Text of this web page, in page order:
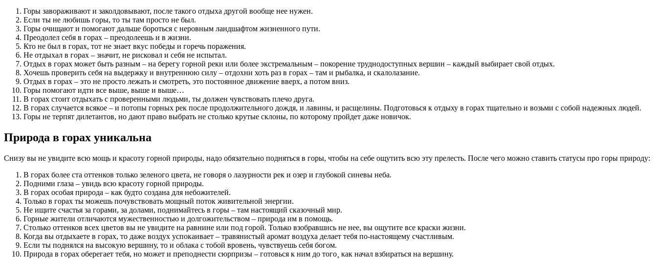
Горы завораживают и заколдовывают, после такого отдыха другой вообще нее нужен.
Если ты не любишь горы, то ты там просто не был.
Горы очищают и помогают дальше бороться с неровным ландшафтом жизненного пути.
Преодолел себя в горах – преодолеешь и в жизни.
Кто не был в горах, тот не знает вкус победы и горечь поражения.
Не отдыхал в горах – значит, не рисковал и себя не испытал.
Отдых в горах может быть разным – на берегу горной реки или более экстремальным – покорение труднодоступных вершин – каждый выбирает свой отдых.
Хочешь проверить себя на выдержку и внутреннюю силу – отдохни хоть раз в горах – там и рыбалка, и скалолазание.
Отдых в горах – это не просто лежать и смотреть, это постоянное движение вверх, а потом вниз.
Горы помогают идти все выше, выше и выше…
В горах стоит отдыхать с проверенными людьми, ты должен чувствовать плечо друга.
В горах случается всякое – и потопы горных рек после продолжительного дождя, и лавины, и расщелины. Подготовься к отдыху в горах тщательно и возьми с собой надежных людей.
Горы не терпят дилетантов, но дают право выбрать не столько крутые склоны, по которому пройдет даже новичок.
Природа в горах уникальна
Снизу вы не увидите всю мощь и красоту горной природы, надо обязательно подняться в горы, чтобы на себе ощутить всю эту прелесть. После чего можно ставить статусы про горы природу:
В горах более ста оттенков только зеленого цвета, не говоря о лазурности рек и озер и глубокой синевы неба.
Подними глаза – увидь всю красоту горной природы.
В горах особая природа – как будто создана для небожителей.
Только в горах ты можешь почувствовать мощный поток живительной энергии.
Не ищите счастья за горами, за долами, поднимайтесь в горы – там настоящий сказочный мир.
Горные жители отличаются мужественностью и долгожительством – природа им в помощь.
Столько оттенков всех цветов вы не увидите на равнине или под горой. Только взобравшись не нее, вы ощутите все краски жизни.
Когда вы отдыхаете в горах, то даже воздух успокаивает – травянистый аромат воздуха делает тебя по-настоящему счастливым.
Если ты поднялся на высокую вершину, то и облака с тобой вровень, чувствуешь себя богом.
Природа в горах оберегает тебя, но может и преподнести сюрпризы – готовься к ним до того¸ как начал взбираться на вершину.